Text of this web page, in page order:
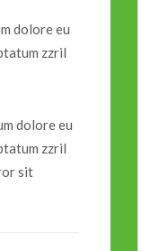
dolore eu
zzril
dolore eu
zzril
sit